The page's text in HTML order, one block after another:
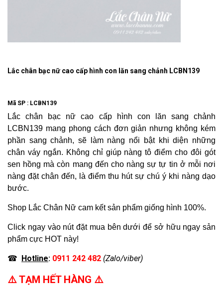
Lắc chân bạc nữ cao cấp hình con lăn sang chảnh LCBN139
Mã SP : LCBN139
Lắc chân bạc nữ cao cấp hình con lăn sang chảnh
LCBN139 mang phong cách đơn giản nhưng không kém
phần sang chảnh, sẽ làm nàng nổi bật khi diện những
chân váy ngắn. Không chỉ giúp nàng tô điểm cho đôi gót
sen hồng mà còn mang đến cho nàng sự tự tin ở mỗi nơi
nàng đặt chân đến, là điểm thu hút sự chú ý khi nàng dạo
bước.
Shop Lắc Chân Nữ cam kết sản phẩm giống hình 100%.
Click ngay vào nút đặt mua bên dưới để sở hữu ngay sản
phẩm cực HOT này!
☎ Hotline: 0911 242 482 (Zalo/viber)
⚠️ TẠM HẾT HÀNG ⚠️